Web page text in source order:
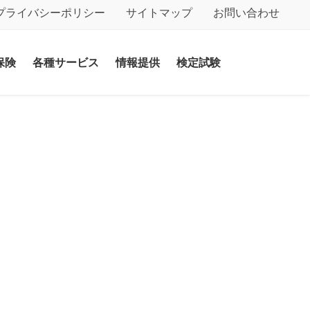
ライバシーポリシー サイトマップ お問い合わせ
険 各種サービス 情報提供 検定試験